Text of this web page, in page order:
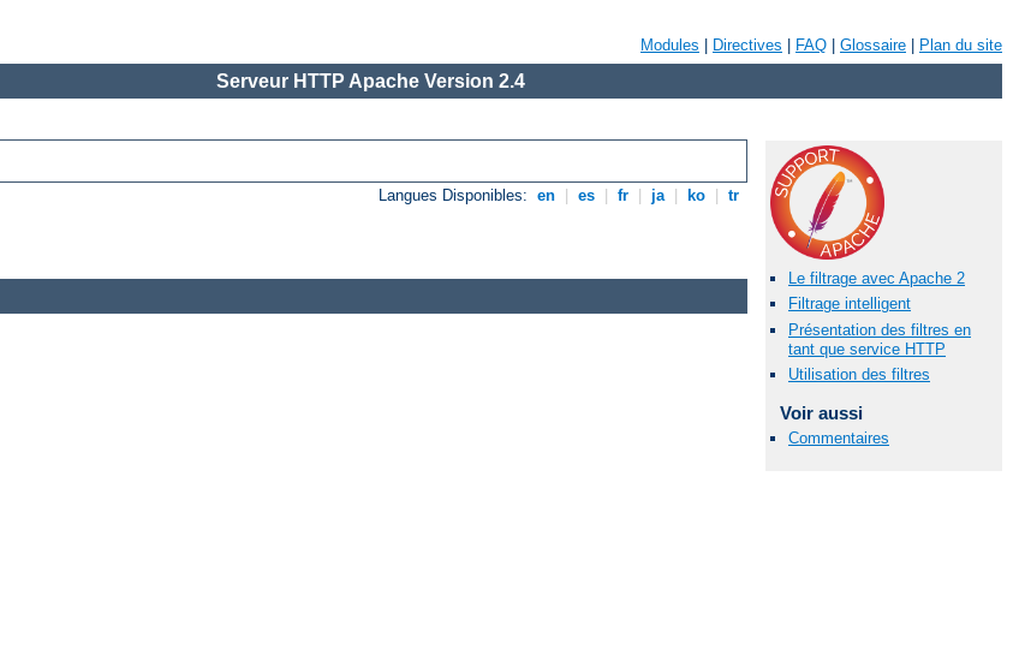
Modules Directives FAQ Glossaire Plan du site
Serveur HTTP Apache Version 2.4
Langues Disponibles: en es fr ja ko tr
Le filtrage avec Apache 2
Filtrage intelligent
Présentation des filtres en
tant que service HTTP
Utilisation des filtres
Voir aussi
Commentaires